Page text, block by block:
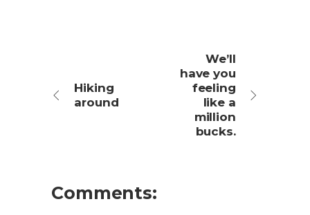
Hiking
around
We’ll
have you
feeling
like a
million
bucks.
Comments: